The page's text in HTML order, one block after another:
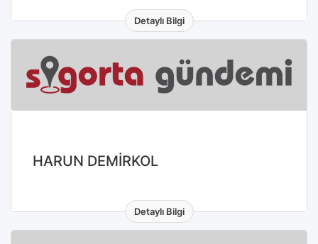
Detaylı Bilgi
Detaylı Bilgi
HARUN DEMİRKOL